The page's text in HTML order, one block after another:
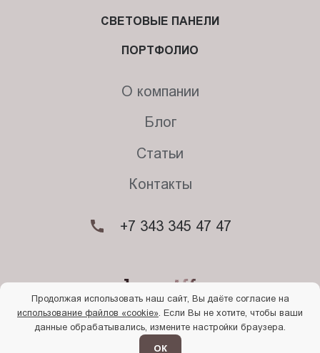
© 2026. Begriff
Политика конфиденциальности
СВЕТОВЫЕ ПАНЕЛИ
ПОРТФОЛИО
О компании
Блог
Статьи
Контакты
+7 343 345 47 47
Продолжая использовать наш сайт, Вы даёте согласие на
использование файлов «cookie» . Если Вы не хотите, чтобы ваши
данные обрабатывались, измените настройки браузера.
ОК